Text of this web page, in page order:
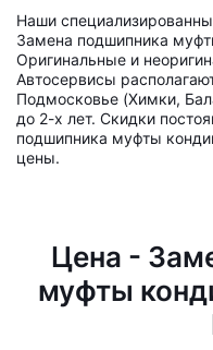
Наши
Замена подшипника
Оригинальные и
Автосервисы
Подмосковье (Химки,
до 2-х лет. Скидки
подшипника муфты
цены.
Цена -
муфты